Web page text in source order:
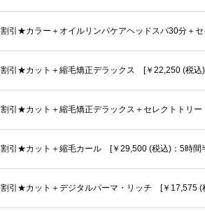
割引★カラー＋オイルリンパケアヘッドスパ30分＋
割引★カット＋縮毛矯正デラックス [￥22,250 (税込
割引★カット＋縮毛矯正デラックス＋セレクトトリ
割引★カット＋縮毛カール [￥29,500 (税込)：5時間
割引★カット＋デジタルパーマ・リッチ [￥17,575 (